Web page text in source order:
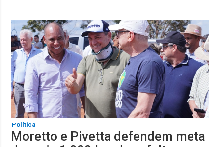
Política
Moretto e Pivetta defendem meta